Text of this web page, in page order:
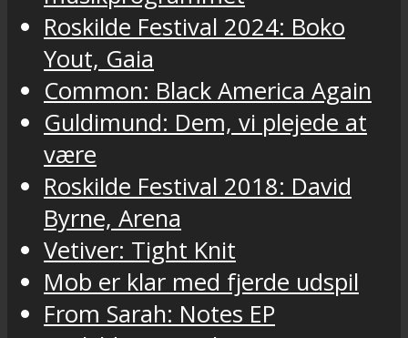
Roskilde Festival 2024: Boko
Yout, Gaia
Common: Black America Again
Guldimund: Dem, vi plejede at
være
Roskilde Festival 2018: David
Byrne, Arena
Vetiver: Tight Knit
Mob er klar med fjerde udspil
From Sarah: Notes EP